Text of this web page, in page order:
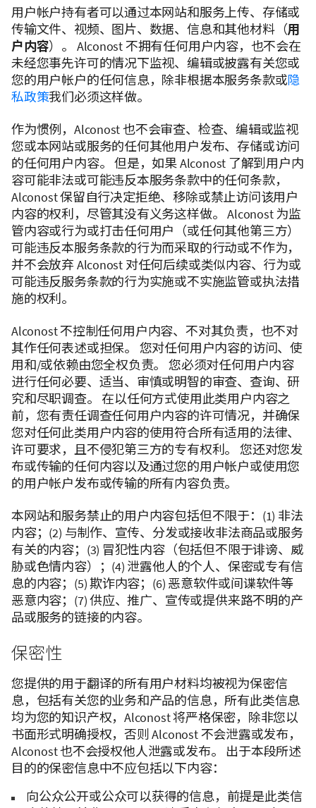
用户帐户持有者可以通过本网站和服务上传、存储或
传输文件、视频、图片、数据、信息和其他材料（用
户内容）。 Alconost 不拥有任何用户内容，也不会在
未经您事先许可的情况下监视、编辑或披露有关您或
您的用户帐户的任何信息，除非根据本服务条款或隐
私政策我们必须这样做。
作为惯例，Alconost 也不会审查、检查、编辑或监视
您或本网站或服务的任何其他用户发布、存储或访问
的任何用户内容。 但是，如果 Alconost 了解到用户内
容可能非法或可能违反本服务条款中的任何条款，
Alconost 保留自行决定拒绝、移除或禁止访问该用户
内容的权利，尽管其没有义务这样做。 Alconost 为监
管内容或行为或打击任何用户（或任何其他第三方）
可能违反本服务条款的行为而采取的行动或不作为，
并不会放弃 Alconost 对任何后续或类似内容、行为或
可能违反服务条款的行为实施或不实施监管或执法措
施的权利。
Alconost 不控制任何用户内容、不对其负责，也不对
其作任何表述或担保。 您对任何用户内容的访问、使
用和/或依赖由您全权负责。 您必须对任何用户内容
进行任何必要、适当、审慎或明智的审查、查询、研
究和尽职调查。 在以任何方式使用此类用户内容之
前，您有责任调查任何用户内容的许可情况，并确保
您对任何此类用户内容的使用符合所有适用的法律、
许可要求，且不侵犯第三方的专有权利。 您还对您发
布或传输的任何内容以及通过您的用户帐户或使用您
的用户帐户发布或传输的所有内容负责。
本网站和服务禁止的用户内容包括但不限于：(1) 非法
内容；(2) 与制作、宣传、分发或接收非法商品或服务
有关的内容；(3) 冒犯性内容（包括但不限于诽谤、威
胁或色情内容）；(4) 泄露他人的个人、保密或专有信
息的内容；(5) 欺诈内容；(6) 恶意软件或间谍软件等
恶意内容；(7) 供应、推广、宣传或提供来路不明的产
品或服务的链接的内容。
保密性
您提供的用于翻译的所有用户材料均被视为保密信
息，包括有关您的业务和产品的信息，所有此类信息
均为您的知识产权，Alconost 将严格保密，除非您以
书面形式明确授权，否则 Alconost 不会泄露或发布，
Alconost 也不会授权他人泄露或发布。 出于本段所述
目的的保密信息中不应包括以下内容：
向公众公开或公众可以获得的信息，前提是此类信